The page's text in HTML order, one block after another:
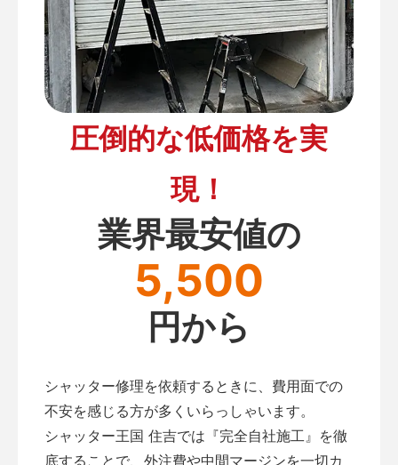
圧倒的な低価格を実
現！
業界最安値の
5,500
円から
シャッター修理を依頼するときに、費用面での
不安を感じる方が多くいらっしゃいます。
シャッター王国 住吉では『完全自社施工』を徹
底することで、外注費や中間マージンを一切カ